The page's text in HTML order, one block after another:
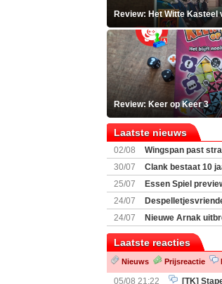
Review: Het Witte Kasteel
Review: Keer op Keer 3
Laatste nieuws
02/08
Wingspan past
30/07
Clank bestaat 10
uitbreiding
25/07
Essen Spiel
Boardgamegeek
24/07
weekend van start
24/07
Nieuwe Arnak
Laatste reacties
Nieuws Prijsreactie
05/08 21:22
[TK]